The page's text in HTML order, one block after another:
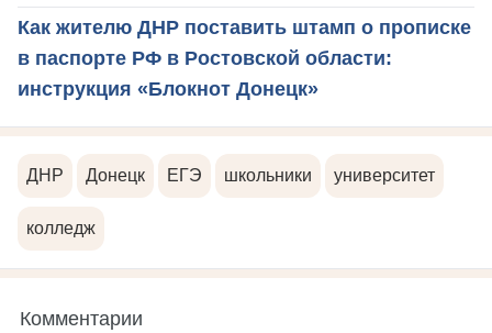
Как жителю ДНР поставить штамп о прописке
в паспорте РФ в Ростовской области:
инструкция «Блокнот Донецк»
ДНР Донецк ЕГЭ школьники университет
колледж
Комментарии